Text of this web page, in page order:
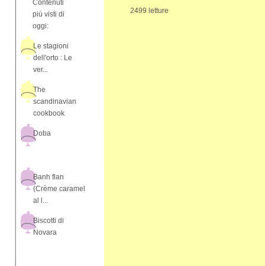
Contenuti
più visti di
oggi:
Le stagioni
dell'orto : Le
ver...
The
scandinavian
cookbook
Doba
Banh flan
(Crème caramel
al l...
Biscotti di
Novara
2499 letture